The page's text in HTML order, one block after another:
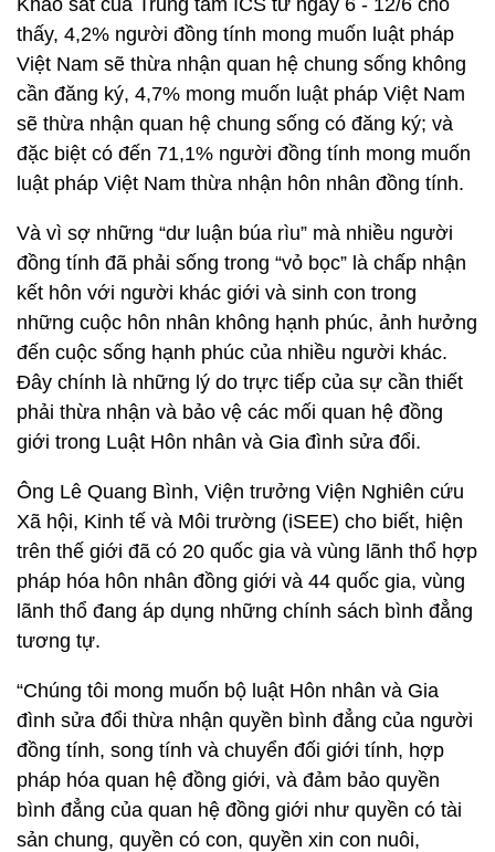
Khảo sát của Trung tâm ICS từ ngày 6 - 12/6 cho
thấy, 4,2% người đồng tính mong muốn luật pháp
Việt Nam sẽ thừa nhận quan hệ chung sống không
cần đăng ký, 4,7% mong muốn luật pháp Việt Nam
sẽ thừa nhận quan hệ chung sống có đăng ký; và
đặc biệt có đến 71,1% người đồng tính mong muốn
luật pháp Việt Nam thừa nhận hôn nhân đồng tính.
Và vì sợ những “dư luận búa rìu” mà nhiều người
đồng tính đã phải sống trong “vỏ bọc” là chấp nhận
kết hôn với người khác giới và sinh con trong
những cuộc hôn nhân không hạnh phúc, ảnh hưởng
đến cuộc sống hạnh phúc của nhiều người khác.
Đây chính là những lý do trực tiếp của sự cần thiết
phải thừa nhận và bảo vệ các mối quan hệ đồng
giới trong Luật Hôn nhân và Gia đình sửa đổi.
Ông Lê Quang Bình, Viện trưởng Viện Nghiên cứu
Xã hội, Kinh tế và Môi trường (iSEE) cho biết, hiện
trên thế giới đã có 20 quốc gia và vùng lãnh thổ hợp
pháp hóa hôn nhân đồng giới và 44 quốc gia, vùng
lãnh thổ đang áp dụng những chính sách bình đẳng
tương tự.
“Chúng tôi mong muốn bộ luật Hôn nhân và Gia
đình sửa đổi thừa nhận quyền bình đẳng của người
đồng tính, song tính và chuyển đối giới tính, hợp
pháp hóa quan hệ đồng giới, và đảm bảo quyền
bình đẳng của quan hệ đồng giới như quyền có tài
sản chung, quyền có con, quyền xin con nuôi,